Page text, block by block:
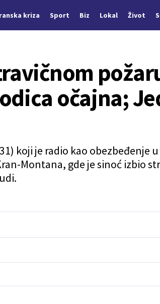
kriza Sport Biz Lokal Život
očajna;
koji je radio kao obezbeđenje
Montana, gde je sinoć izbio